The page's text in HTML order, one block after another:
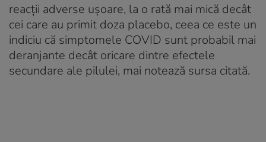
reacții adverse ușoare, la o rată mai mică decât
cei care au primit doza placebo, ceea ce este un
indiciu că simptomele COVID sunt probabil mai
deranjante decât oricare dintre efectele
secundare ale pilulei, mai notează sursa citată.